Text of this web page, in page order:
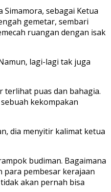
sebagai Ketua
gemetar, sembari
ruangan dengan isak
lagi-lagi tak juga
terlihat puas dan bahagia.
kekompakan
dia menyitir kalimat ketua
budiman. Bagaimana
para pembesar kerajaan
akan pernah bisa